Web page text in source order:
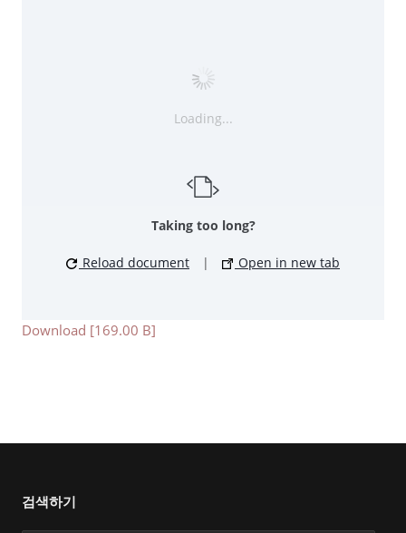
Loading...
Taking too long?
Reload document | Open in new tab
Download [169.00 B]
검색하기